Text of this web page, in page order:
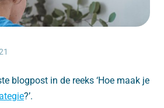
blogpost in de reeks ‘Hoe maak je
?’.